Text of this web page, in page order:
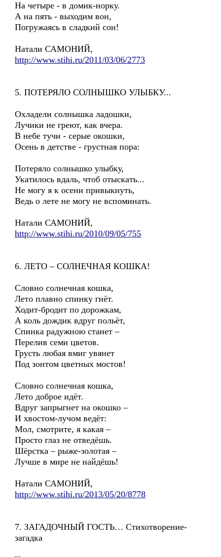
На четыре - в домик-норку.
А на пять - выходим вон,
Погружаясь в сладкий сон!
Натали САМОНИЙ,
http://www.stihi.ru/2011/03/06/2773
5. ПОТЕРЯЛО СОЛНЫШКО УЛЫБКУ...
Охладели солнышка ладошки,
Лучики не греют, как вчера.
В небе тучи - серые окошки,
Осень в детстве - грустная пора:
Потеряло солнышко улыбку,
Укатилось вдаль, чтоб отыскать...
Не могу я к осени привыкнуть,
Ведь о лете не могу не вспоминать.
Натали САМОНИЙ,
http://www.stihi.ru/2010/09/05/755
6. ЛЕТО – СОЛНЕЧНАЯ КОШКА!
Словно солнечная кошка,
Лето плавно спинку гнёт.
Ходит-бродит по дорожкам,
А коль дождик вдруг польёт,
Спинка радужною станет –
Перелив семи цветов.
Грусть любая вмиг увянет
Под зонтом цветных мостов!
Словно солнечная кошка,
Лето доброе идёт.
Вдруг запрыгнет на окошко –
И хвостом-лучом ведёт:
Мол, смотрите, я какая –
Просто глаз не отведёшь.
Шёрстка – рыже-золотая –
Лучше в мире не найдёшь!
Натали САМОНИЙ,
http://www.stihi.ru/2013/05/20/8778
7. ЗАГАДОЧНЫЙ ГОСТЬ… Стихотворение-
загадка